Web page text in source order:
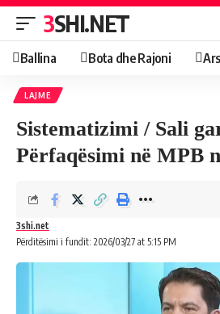
3SHI.NET
Ballina Bota dhe Rajoni
LAJME
Sistematizimi / Sali
Përfaqësimi në MPB
Përditësimi i fundit: 2026/03/27 at 5:15 PM
3shi.net